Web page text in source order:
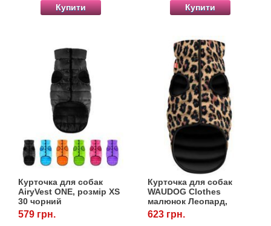
Купити Купити
Курточка для собак
AiryVest ONE, розмір ХS
30 чорний
579 грн.
Курточка для собак
WAUDOG Clothes
малюнок Леопард,
XS30, 43-46 см, З 27-30
см
623 грн.